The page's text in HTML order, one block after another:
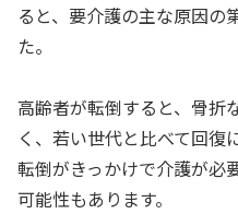
ると、要介護の主な原因の
た。
高齢者が転倒すると、骨折
く、若い世代と比べて回復
転倒がきっかけで介護が必
可能性もあります。